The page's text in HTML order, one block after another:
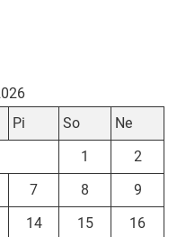
Pi So
Ne
1
2
7 8
9
14 15
16